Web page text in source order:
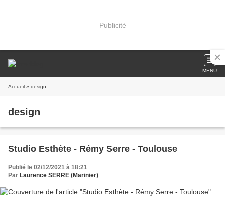
Publicité
MENU
Accueil » design
design
Studio Esthète - Rémy Serre - Toulouse
Publié le 02/12/2021 à 18:21
Par Laurence SERRE (Marinier)